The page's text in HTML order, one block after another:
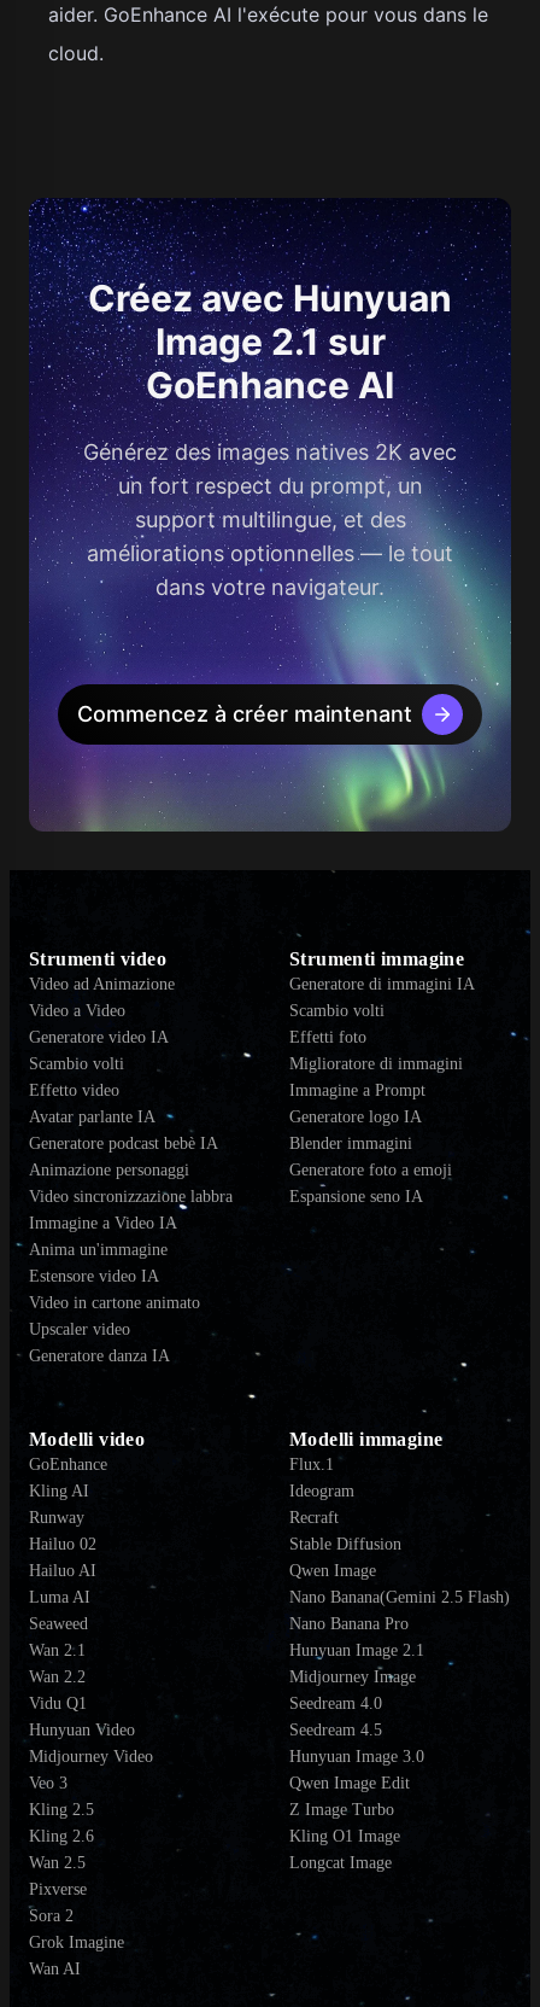
aider. GoEnhance AI l'exécute pour vous dans le
cloud.
Créez avec Hunyuan
Image 2.1 sur
GoEnhance AI
Générez des images natives 2K avec
un fort respect du prompt, un
support multilingue, et des
améliorations optionnelles — le tout
dans votre navigateur.
Commencez à créer maintenant
Strumenti video
Video ad Animazione
Video a Video
Generatore video IA
Scambio volti
Effetto video
Avatar parlante IA
Generatore podcast bebè IA
Animazione personaggi
Video sincronizzazione labbra
Immagine a Video IA
Anima un'immagine
Estensore video IA
Video in cartone animato
Upscaler video
Generatore danza IA
Strumenti immagine
Generatore di immagini IA
Scambio volti
Effetti foto
Miglioratore di immagini
Immagine a Prompt
Generatore logo IA
Blender immagini
Generatore foto a emoji
Espansione seno IA
Modelli video
GoEnhance
Kling AI
Runway
Hailuo 02
Hailuo AI
Luma AI
Seaweed
Wan 2.1
Wan 2.2
Vidu Q1
Hunyuan Video
Midjourney Video
Veo 3
Kling 2.5
Kling 2.6
Wan 2.5
Pixverse
Sora 2
Grok Imagine
Wan AI
Modelli immagine
Flux.1
Ideogram
Recraft
Stable Diffusion
Qwen Image
Nano Banana(Gemini 2.5 Flash)
Nano Banana Pro
Hunyuan Image 2.1
Midjourney Image
Seedream 4.0
Seedream 4.5
Hunyuan Image 3.0
Qwen Image Edit
Z Image Turbo
Kling O1 Image
Longcat Image